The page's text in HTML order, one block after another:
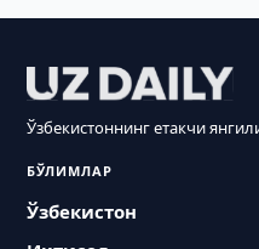
Ўзбекистоннинг етакчи
БЎЛИМЛАР
Ўзбекистон